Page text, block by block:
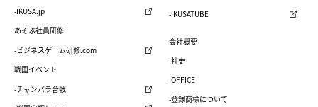
-IKUSA.jp
あそぶ社員研修
-ビジネスゲーム研修.com
戦国イベント
-チャンバラ合戦
-IKUSATUBE
会社概要
-社史
-OFFICE
-登録商標について